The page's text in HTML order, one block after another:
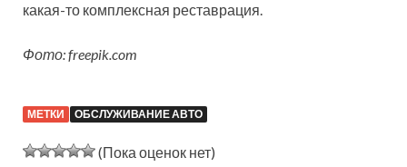
какая-то комплексная реставрация.
Фото: freepik.com
МЕТКИ ОБСЛУЖИВАНИЕ АВТО
(Пока оценок нет)